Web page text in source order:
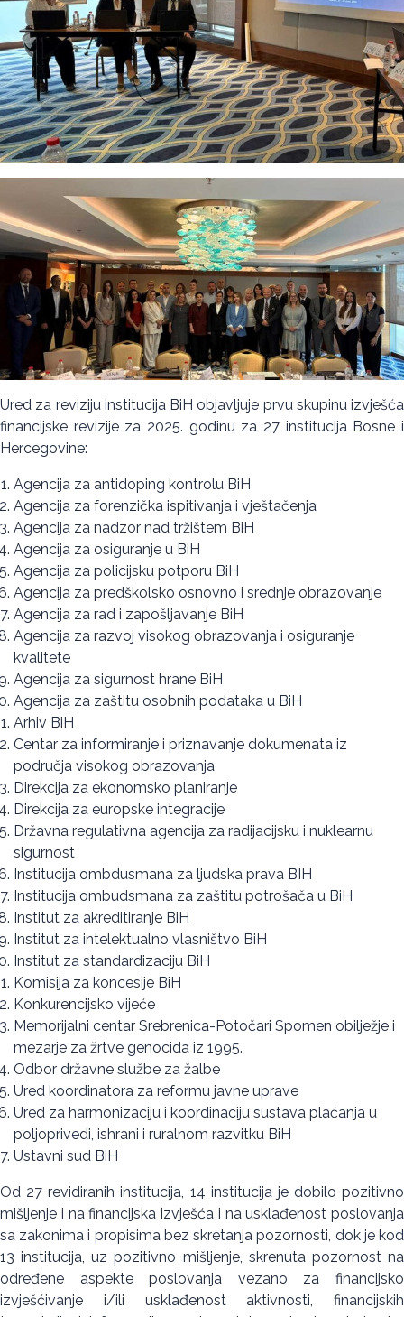
Ured za reviziju institucija BiH objavljuje prvu skupinu izvješća
financijske revizije za 2025. godinu za 27 institucija Bosne i
Hercegovine:
Agencija za antidoping kontrolu BiH
Agencija za forenzička ispitivanja i vještačenja
Agencija za nadzor nad tržištem BiH
Agencija za osiguranje u BiH
Agencija za policijsku potporu BiH
Agencija za predškolsko osnovno i srednje obrazovanje
Agencija za rad i zapošljavanje BiH
Agencija za razvoj visokog obrazovanja i osiguranje
kvalitete
Agencija za sigurnost hrane BiH
Agencija za zaštitu osobnih podataka u BiH
Arhiv BiH
Centar za informiranje i priznavanje dokumenata iz
područja visokog obrazovanja
Direkcija za ekonomsko planiranje
Direkcija za europske integracije
Državna regulativna agencija za radijacijsku i nuklearnu
sigurnost
Institucija ombdusmana za ljudska prava BIH
Institucija ombudsmana za zaštitu potrošača u BiH
Institut za akreditiranje BiH
Institut za intelektualno vlasništvo BiH
Institut za standardizaciju BiH
Komisija za koncesije BiH
Konkurencijsko vijeće
Memorijalni centar Srebrenica-Potočari Spomen obilježje i
mezarje za žrtve genocida iz 1995.
Odbor državne službe za žalbe
Ured koordinatora za reformu javne uprave
Ured za harmonizaciju i koordinaciju sustava plaćanja u
poljoprivedi, ishrani i ruralnom razvitku BiH
Ustavni sud BiH
Od 27 revidiranih institucija, 14 institucija je dobilo pozitivno
mišljenje i na financijska izvješća i na usklađenost poslovanja
sa zakonima i propisima bez skretanja pozornosti, dok je kod
13 institucija, uz pozitivno mišljenje, skrenuta pozornost na
određene aspekte poslovanja vezano za financijsko
izvješćivanje i/ili usklađenost aktivnosti, financijskih